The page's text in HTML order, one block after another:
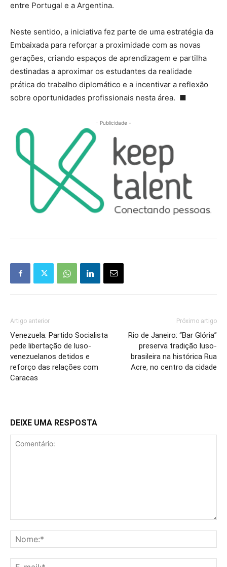
entre Portugal e a Argentina.
Neste sentido, a iniciativa fez parte de uma estratégia da
Embaixada para reforçar a proximidade com as novas
gerações, criando espaços de aprendizagem e partilha
destinadas a aproximar os estudantes da realidade
prática do trabalho diplomático e a incentivar a reflexão
sobre oportunidades profissionais nesta área. ■
- Publicidade -
Artigo anterior
Venezuela: Partido Socialista
pede libertação de luso-
venezuelanos detidos e
reforço das relações com
Caracas
Próximo artigo
Rio de Janeiro: “Bar Glória”
preserva tradição luso-
brasileira na histórica Rua
Acre, no centro da cidade
DEIXE UMA RESPOSTA